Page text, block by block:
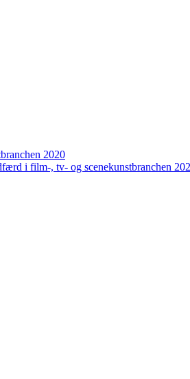
2020
i film-, tv- og scenekunstbranchen